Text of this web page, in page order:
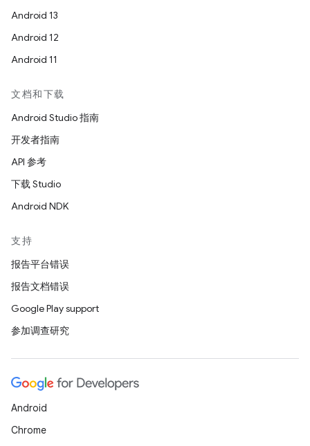
Android 13
Android 12
Android 11
文档和下载
Android Studio 指南
开发者指南
API 参考
下载 Studio
Android NDK
支持
报告平台错误
报告文档错误
Google Play support
参加调查研究
Android
Chrome